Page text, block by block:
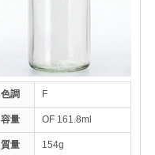
色調 F
容量 OF 161.8ml
質量 154g